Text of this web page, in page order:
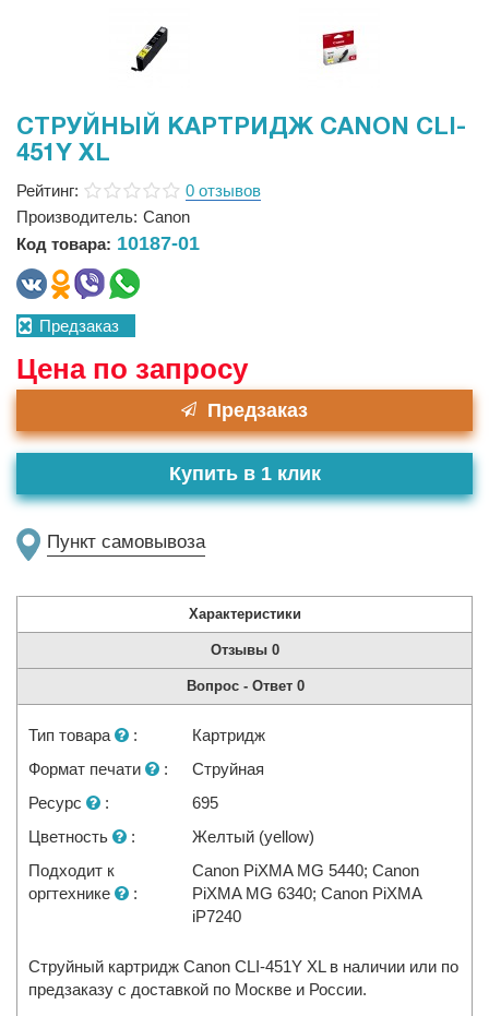
СТРУЙНЫЙ КАРТРИДЖ CANON CLI-
451Y XL
Рейтинг:
0 отзывов
Производитель: Canon
Код товара: 10187-01
Предзаказ
Цена по запросу
Предзаказ
Пункт самовывоза
Купить в 1 клик
Характеристики
Отзывы 0
Вопрос - Ответ 0
Тип товара :
Картридж
Формат печати
:
Струйная
Ресурс
:
695
Цветность
:
Желтый (yellow)
Подходит к
оргтехнике
:
Canon PiXMA MG 5440; Canon
PiXMA MG 6340; Canon PiXMA
iP7240
Струйный картридж Canon CLI-451Y XL в наличии или по
предзаказу с доставкой по Москве и России.